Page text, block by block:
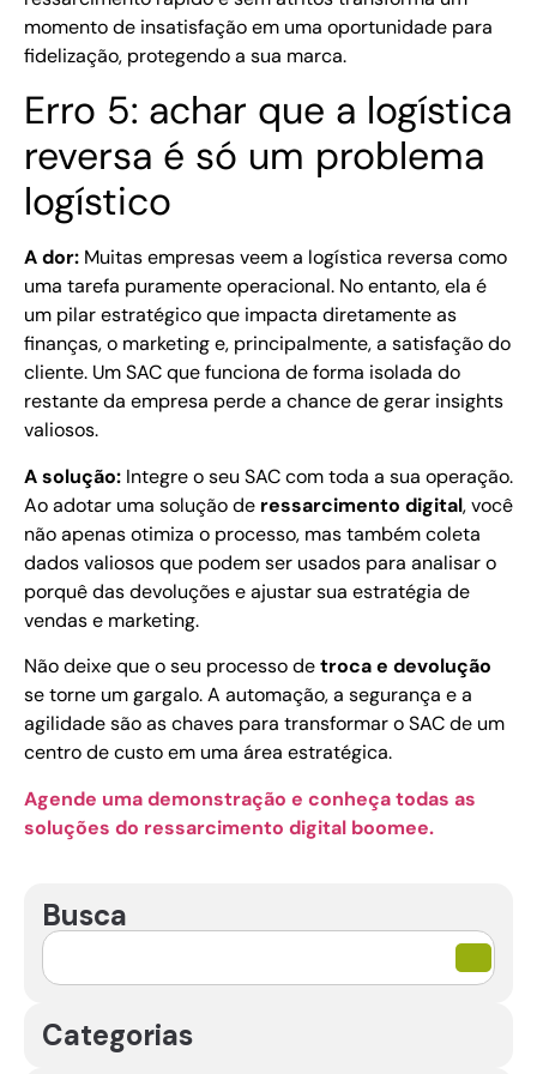
momento de insatisfação em uma oportunidade para
fidelização, protegendo a sua marca.
Erro 5: achar que a logística
reversa é só um problema
logístico
A dor: Muitas empresas veem a logística reversa como
uma tarefa puramente operacional. No entanto, ela é
um pilar estratégico que impacta diretamente as
finanças, o marketing e, principalmente, a satisfação do
cliente. Um SAC que funciona de forma isolada do
restante da empresa perde a chance de gerar insights
valiosos.
A solução: Integre o seu SAC com toda a sua operação.
Ao adotar uma solução de ressarcimento digital, você
não apenas otimiza o processo, mas também coleta
dados valiosos que podem ser usados para analisar o
porquê das devoluções e ajustar sua estratégia de
vendas e marketing.
Não deixe que o seu processo detroca e devolução
se torne um gargalo. A automação, a segurança e a
agilidade são as chaves para transformar o SAC de um
centro de custo em uma área estratégica.
Agende uma demonstração e conheça todas as
soluções do ressarcimento digital boomee.
Busca
Categorias